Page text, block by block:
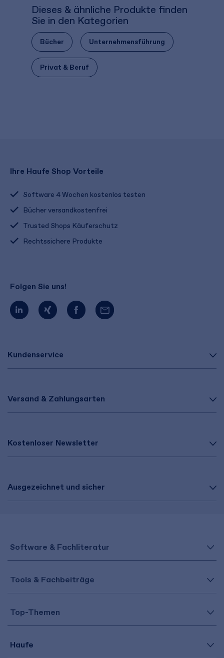
Dieses & ähnliche Produkte finden
Sie in den Kategorien
Bücher Unternehmensführung
Privat & Beruf
Kundenservice
Versand & Zahlungsarten
Kostenloser Newsletter
Ausgezeichnet und sicher
Ihre Haufe Shop Vorteile
Software 4 Wochen kostenlos testen
Bücher versandkostenfrei
Trusted Shops Käuferschutz
Rechtssichere Produkte
Folgen Sie uns!
Software & Fachliteratur
Tools & Fachbeiträge
Top-Themen
Haufe